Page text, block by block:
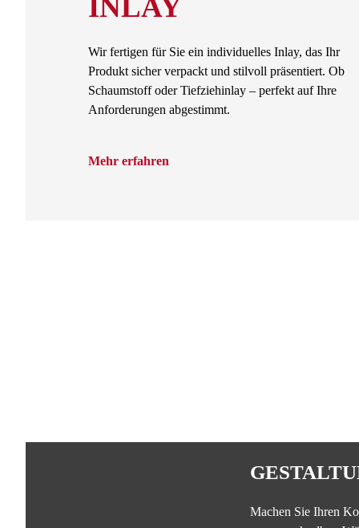
INLAY
Wir fertigen für Sie ein individuelles Inlay, das Ihr
Produkt sicher verpackt und stilvoll präsentiert. Ob
Schaumstoff oder Tiefziehinlay – perfekt auf Ihre
Anforderungen abgestimmt.
Mehr erfahren
Machen Sie Ihren